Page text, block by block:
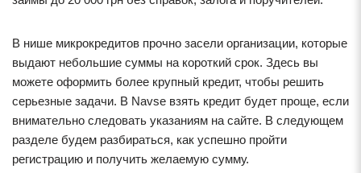
В нише микрокредитов прочно засели организации, которые
выдают небольшие суммы на короткий срок. Здесь вы
можете оформить более крупный кредит, чтобы решить
серьезные задачи. В Navse взять кредит будет проще, если
внимательно следовать указаниям на сайте. В следующем
разделе будем разбираться, как успешно пройти
регистрацию и получить желаемую сумму.